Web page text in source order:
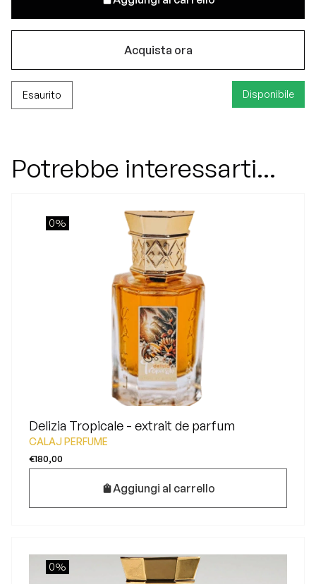
Acquista ora
Esaurito Disponibile
Potrebbe interessarti...
0%
Delizia Tropicale - extrait de parfum
CALAJ PERFUME
€180,00
Aggiungi al carrello
0%